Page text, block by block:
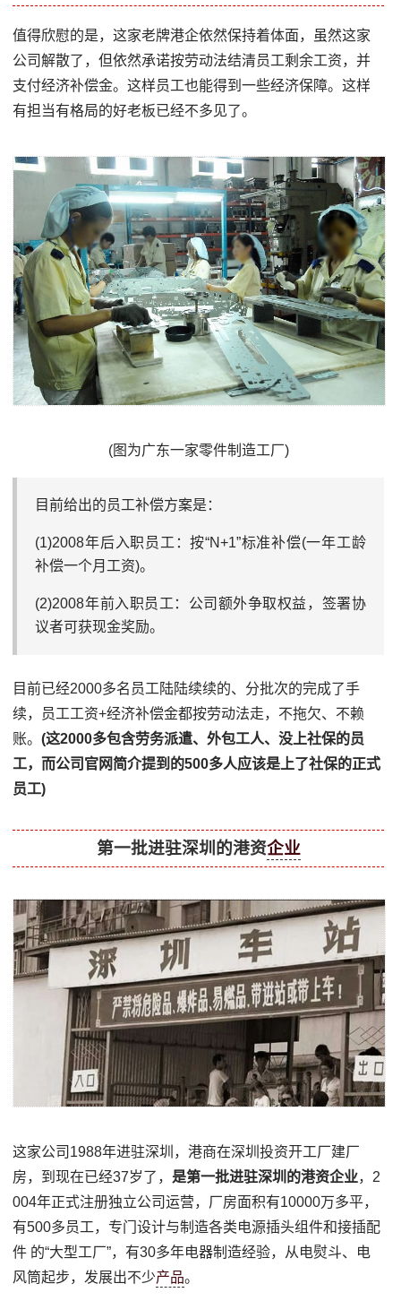
值得欣慰的是，这家老牌港企依然保持着体面，虽然这家
公司解散了，但依然承诺按劳动法结清员工剩余工资，并
支付经济补偿金。这样员工也能得到一些经济保障。这样
有担当有格局的好老板已经不多见了。
(图为广东一家零件制造工厂)
目前给出的员工补偿方案是：
(1)2008年后入职员工：按“N+1”标准补偿(一年工龄
补偿一个月工资)。
(2)2008年前入职员工：公司额外争取权益，签署协
议者可获现金奖励。
目前已经2000多名员工陆陆续续的、分批次的完成了手
续，员工工资+经济补偿金都按劳动法走，不拖欠、不赖
账。(这2000多包含劳务派遣、外包工人、没上社保的员
工，而公司官网简介提到的500多人应该是上了社保的正式
员工)
第一批进驻深圳的港资企业
这家公司1988年进驻深圳，港商在深圳投资开工厂建厂
房，到现在已经37岁了， 是第一批进驻深圳的港资企业，2
004年正式注册独立公司运营，厂房面积有10000万多平，
有500多员工，专门设计与制造各类电源插头组件和接插配
件 的“大型工厂”，有30多年电器制造经验，从电熨斗、电
风筒起步，发展出不少产品。